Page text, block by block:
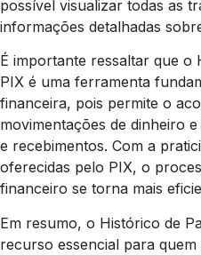
possível visualizar todas as
informações detalhadas
É importante ressaltar que o
PIX é uma ferramenta
financeira, pois permite o
movimentações de dinheiro
e recebimentos. Com a
oferecidas pelo PIX, o
financeiro se torna mais
Em resumo, o Histórico de
recurso essencial para quem